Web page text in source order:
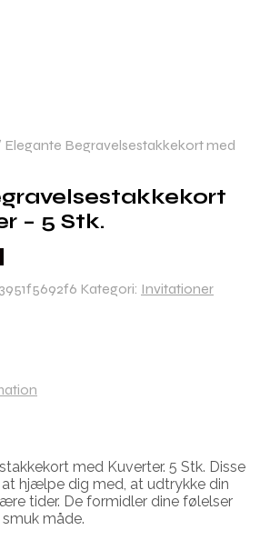
Elegante Begravelsestakkekort med
– 5 Stk.
Kategori: Invitationer
med Kuverter. 5 Stk. Disse
hjælpe dig med, at udtrykke din
tider. De formidler dine følelser
måde.